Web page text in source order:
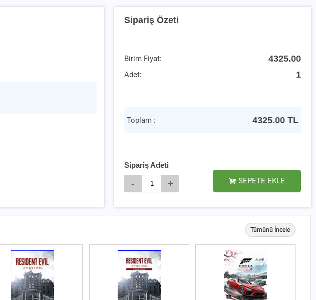
Sipariş Özeti
Birim Fiyat: 4325.00
Adet: 1
Toplam : 4325.00 TL
Sipariş Adeti
- + SEPETE EKLE
Tümünü İncele